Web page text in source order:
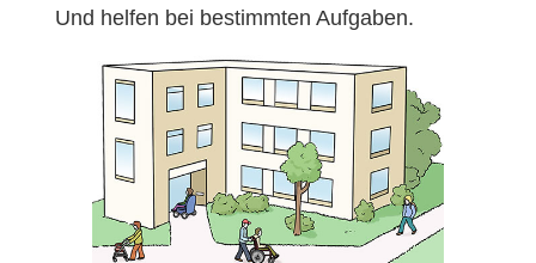
Und helfen bei bestimmten Aufgaben.